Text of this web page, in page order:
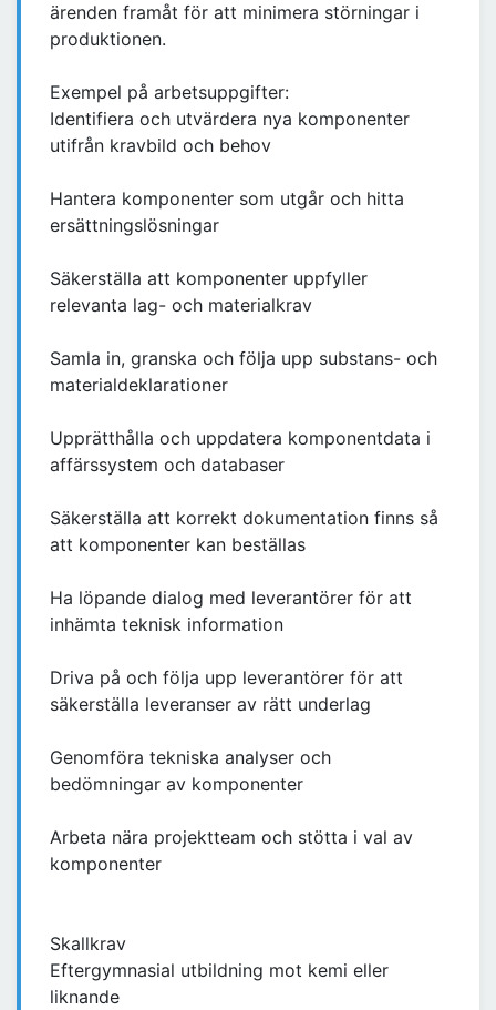
ärenden framåt för att minimera störningar i
produktionen.
Exempel på arbetsuppgifter:
Identifiera och utvärdera nya komponenter
utifrån kravbild och behov
Hantera komponenter som utgår och hitta
ersättningslösningar
Säkerställa att komponenter uppfyller
relevanta lag- och materialkrav
Samla in, granska och följa upp substans- och
materialdeklarationer
Upprätthålla och uppdatera komponentdata i
affärssystem och databaser
Säkerställa att korrekt dokumentation finns så
att komponenter kan beställas
Ha löpande dialog med leverantörer för att
inhämta teknisk information
Driva på och följa upp leverantörer för att
säkerställa leveranser av rätt underlag
Genomföra tekniska analyser och
bedömningar av komponenter
Arbeta nära projektteam och stötta i val av
komponenter
Skallkrav
Eftergymnasial utbildning mot kemi eller
liknande